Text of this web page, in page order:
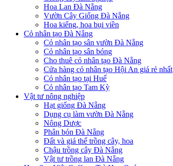
Hoa Lan Đà Nẵng
Vườn Cây Giống Đà Nẵng
Hoa kiểng, hoa bụi viền
Cỏ nhân tạo Đà Nẵng
Cỏ nhân tạo sân vườn Đà Nẵng
Cỏ nhân tạo sân bóng
Cho thuê cỏ nhân tạo Đà Nẵng
Cửa hàng cỏ nhân tạo Hội An giá rẻ nhất
Cỏ nhân tạo tại Huế
Cỏ nhân tạo Tam Kỳ
Vật tư nông nghiệp
Hạt giống Đà Nẵng
Dụng cụ làm vườn Đà Nẵng
Nông Dược
Phân bón Đà Nẵng
Đất và giá thể trồng cây, hoa
Chậu trồng cây Đà Nẵng
Vật tư trồng lan Đà Nẵng